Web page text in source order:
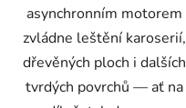
asynchronním motorem
zvládne leštění karoserií,
dřevěných ploch i dalších
tvrdých povrchů — ať na